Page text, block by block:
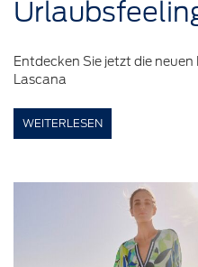
Entdecken Sie jetzt die
Lascana
WEITERLESEN